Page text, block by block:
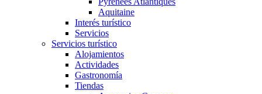
Aquitaine
Interés turístico
Servicios
Servicios turístico
Alojamientos
Actividades
Gastronomía
Tiendas